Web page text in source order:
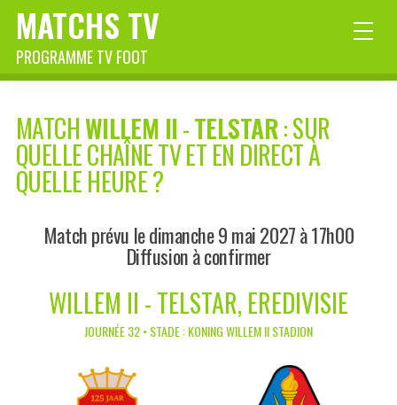
MATCHS TV
PROGRAMME TV FOOT
MATCHWILLEM II-TELSTAR: SUR
QUELLE CHAÎNE TV ET EN DIRECT À
QUELLE HEURE ?
Match prévu le dimanche 9 mai 2027 à 17h00
Diffusion à confirmer
WILLEM II - TELSTAR, EREDIVISIE
JOURNÉE 32 • STADE : KONING WILLEM II STADION